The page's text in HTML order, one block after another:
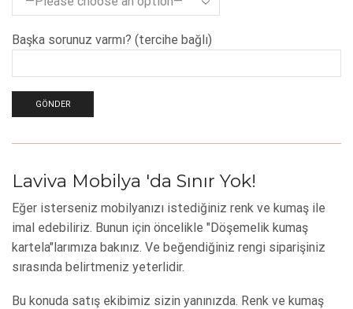
Başka sorunuz varmı? (tercihe bağlı)
Laviva Mobilya 'da Sınır Yok!
Eğer isterseniz mobilyanızı istediğiniz renk ve kumaş ile
imal edebiliriz. Bunun için öncelikle "Döşemelik kumaş
kartela"larımıza bakınız. Ve beğendiğiniz rengi siparişiniz
sırasında belirtmeniz yeterlidir.
Bu konuda satış ekibimiz sizin yanınızda. Renk ve kumaş